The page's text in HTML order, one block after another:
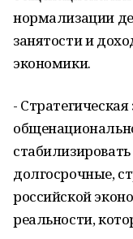
нормализации
занятости и
экономики.
-
долгосрочные,
российской
реальности,